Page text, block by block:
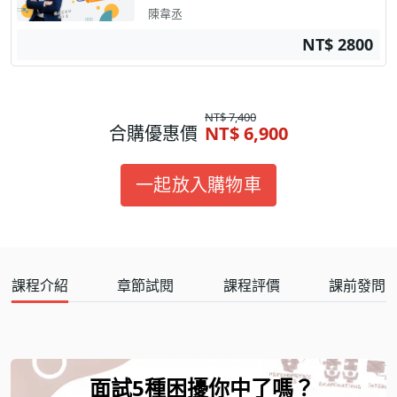
陳韋丞
NT$ 2800
合購優惠價
NT$ 7,400
NT$ 6,900
一起放入購物車
課程介紹 章節試閱 課程評價 課前發問
面試5種困擾你中了嗎？